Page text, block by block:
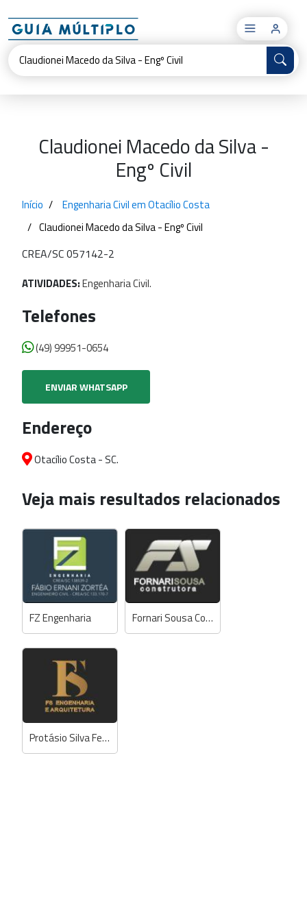
×
Claudionei Macedo da Silva -
Engº Civil
Início
Engenharia Civil em Otacílio Costa
Claudionei Macedo da Silva - Engº Civil
CREA/SC 057142-2
ATIVIDADES:EngenhariaCivil.
Telefones
(49) 99951-0654
ENVIAR WHATSAPP
Endereço
Otacílio Costa - SC.
Veja mais resultados relacionados
FZ Engenharia Fornari Sousa Construtora
Protásio Silva Ferreira - Engº Civil